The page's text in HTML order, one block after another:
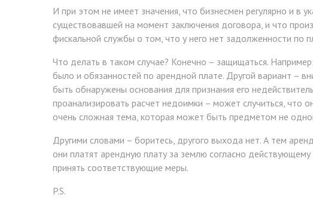
И при этом не имеет значения, что бизнесмен регулярно и в
существовавшей на момент заключения договора, и что
фискальной службы о том, что у него нет задолженности
Что делать в таком случае? Конечно – защищаться.
было и обязанностей по арендной плате. Другой вариант –
быть обнаружены основания для признания его
проанализировать расчет недоимки – может случиться, что
очень сложная тема, которая может быть предметом не
Другими словами – боритесь, другого выхода нет. А тем
они платят арендную плату за землю согласно
принять соответствующие меры.
P.S.